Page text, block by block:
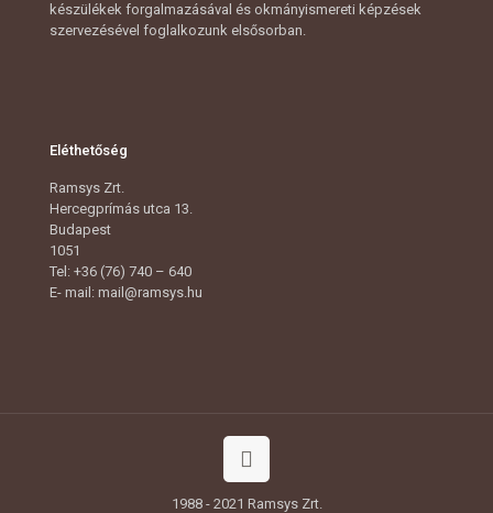
készülékek forgalmazásával és okmányismereti képzések
szervezésével foglalkozunk elsősorban.
Eléthetőség
Ramsys Zrt.
Hercegprímás utca 13.
Budapest
1051
Tel: +36 (76) 740 – 640
E- mail: mail@ramsys.hu
1988 - 2021 Ramsys Zrt.